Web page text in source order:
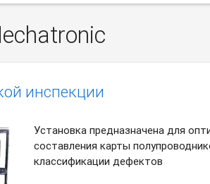
инспекции
Установка предназначена для
составления карты
классификации дефектов